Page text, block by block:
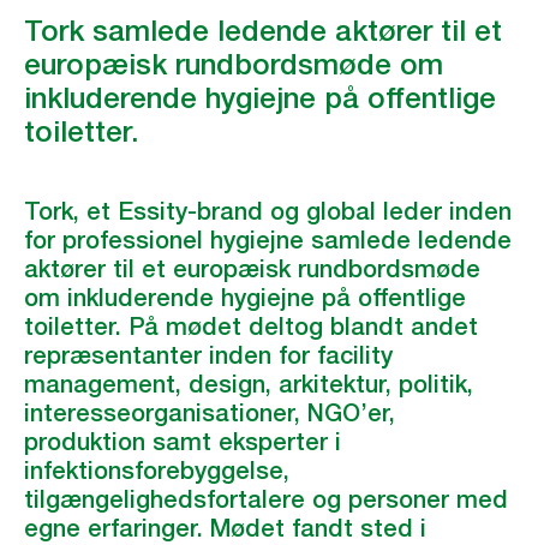
Tork samlede ledende aktører til et
europæisk rundbordsmøde om
inkluderende hygiejne på offentlige
toiletter.
Tork, et Essity-brand og global leder inden
for professionel hygiejne samlede ledende
aktører til et europæisk rundbordsmøde
om inkluderende hygiejne på offentlige
toiletter. På mødet deltog blandt andet
repræsentanter inden for facility
management, design, arkitektur, politik,
interesseorganisationer, NGO’er,
produktion samt eksperter i
infektionsforebyggelse,
tilgængelighedsfortalere og personer med
egne erfaringer. Mødet fandt sted i